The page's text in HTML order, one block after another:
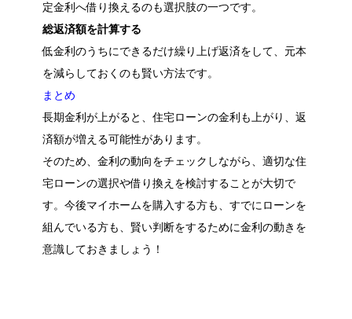
定金利へ借り換えるのも選択肢の一つです。
総返済額を計算する
低金利のうちにできるだけ繰り上げ返済をして、元本
を減らしておくのも賢い方法です。
まとめ
長期金利が上がると、住宅ローンの金利も上がり、返
済額が増える可能性があります。
そのため、金利の動向をチェックしながら、適切な住
宅ローンの選択や借り換えを検討することが大切で
す。今後マイホームを購入する方も、すでにローンを
組んでいる方も、賢い判断をするために金利の動きを
意識しておきましょう！